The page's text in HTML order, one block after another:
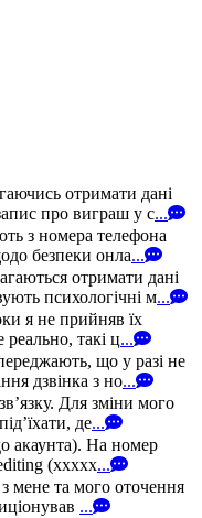
отримати дані
про виграш у с...
з номера телефона
безпеки онла...
отримати дані
психологічні м...
я не прийняв їх
такі ц...
що у разі не
дзвінка з но...
Для зміни мого
де...
акаунта). На номер
(xxxxx...
мене та мого оточення
...